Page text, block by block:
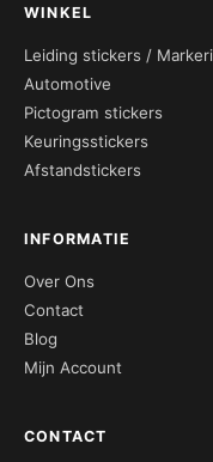
WINKEL
Leiding stickers /
Automotive
Pictogram stickers
Keuringsstickers
Afstandstickers
INFORMATIE
Over Ons
Contact
Blog
Mijn Account
CONTACT